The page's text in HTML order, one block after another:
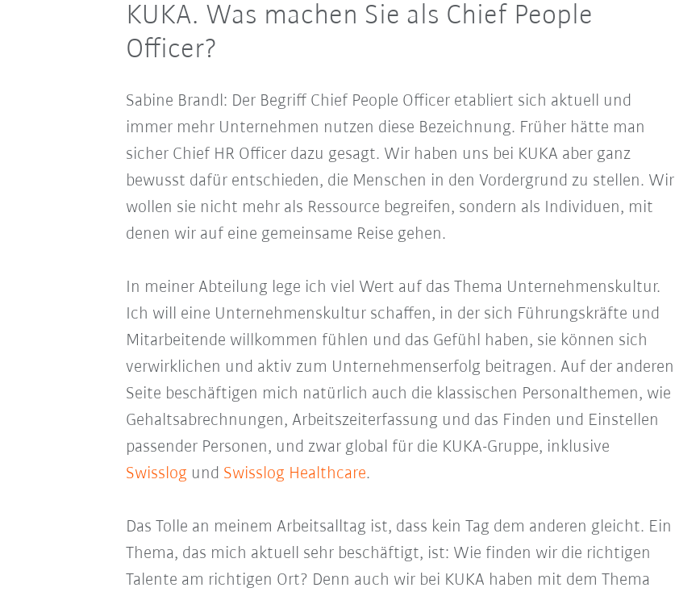
KUKA. Was machen Sie als Chief People
Officer?
Sabine Brandl: Der Begriff Chief People Officer etabliert sich aktuell und
immer mehr Unternehmen nutzen diese Bezeichnung. Früher hätte man
sicher Chief HR Officer dazu gesagt. Wir haben uns bei KUKA aber ganz
bewusst dafür entschieden, die Menschen in den Vordergrund zu stellen. Wir
wollen sie nicht mehr als Ressource begreifen, sondern als Individuen, mit
denen wir auf eine gemeinsame Reise gehen.
In meiner Abteilung lege ich viel Wert auf das Thema Unternehmenskultur.
Ich will eine Unternehmenskultur schaffen, in der sich Führungskräfte und
Mitarbeitende willkommen fühlen und das Gefühl haben, sie können sich
verwirklichen und aktiv zum Unternehmenserfolg beitragen. Auf der anderen
Seite beschäftigen mich natürlich auch die klassischen Personalthemen, wie
Gehaltsabrechnungen, Arbeitszeiterfassung und das Finden und Einstellen
passender Personen, und zwar global für die KUKA-Gruppe, inklusive
Swisslog und Swisslog Healthcare.
Das Tolle an meinem Arbeitsalltag ist, dass kein Tag dem anderen gleicht. Ein
Thema, das mich aktuell sehr beschäftigt, ist: Wie finden wir die richtigen
Talente am richtigen Ort? Denn auch wir bei KUKA haben mit dem Thema